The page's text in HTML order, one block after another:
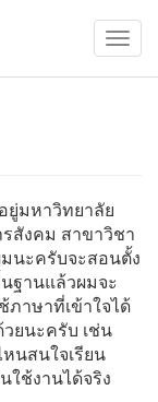
ยู่มหาวิทยาลัย
สังคม สาขาวิชา
นะครับจะสอนตั้ง
ฐานแล้วผมจะ
าษาที่เข้าใจได้
ยนะครับ เช่น
นสนใจเรียน
ใช้งานได้จริง